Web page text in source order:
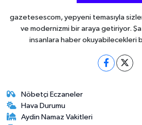
gazetesescom, yepyeni temasıyla
ve modernizmi bir araya getiriyor.
insanlara haber okuyabilecekleri
Nöbetçi Eczaneler
Hava Durumu
Aydin Namaz Vakitleri